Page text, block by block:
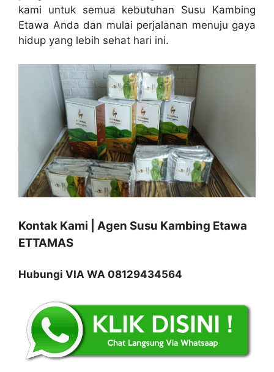
kami untuk semua kebutuhan Susu Kambing
Etawa Anda dan mulai perjalanan menuju gaya
hidup yang lebih sehat hari ini.
Kontak Kami | Agen Susu Kambing Etawa
ETTAMAS
Hubungi VIA WA 08129434564